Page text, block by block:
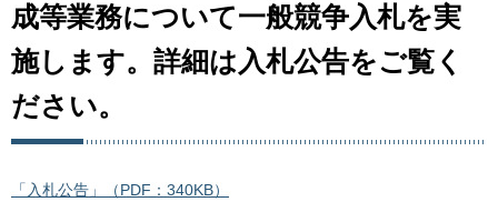
成等業務について一般競争入札を実
施します。詳細は入札公告をご覧く
ださい。
「入札公告」（PDF：340KB）